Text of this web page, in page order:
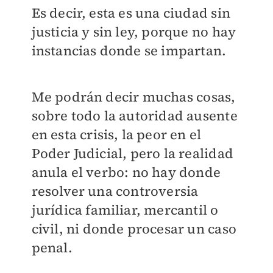
Es decir, esta es una ciudad sin
justicia y sin ley, porque no hay
instancias donde se impartan.
Me podrán decir muchas cosas,
sobre todo la autoridad ausente
en esta crisis, la peor en el
Poder Judicial, pero la realidad
anula el verbo: no hay donde
resolver una controversia
jurídica familiar, mercantil o
civil, ni donde procesar un caso
penal.